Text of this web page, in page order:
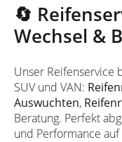
🔄
Wechsel &
Unser Reifenservice
SUV und VAN:
Auswuchten,
Beratung. Perfekt
und Performance